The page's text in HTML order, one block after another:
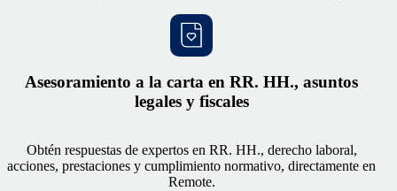
Asesoramiento a la carta en RR. HH., asuntos
legales y fiscales
Obtén respuestas de expertos en RR. HH., derecho laboral,
acciones, prestaciones y cumplimiento normativo, directamente en
Remote.